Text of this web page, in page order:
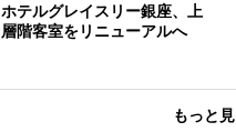
ホテルグレイスリー銀座、上
層階客室をリニューアルへ
もっと